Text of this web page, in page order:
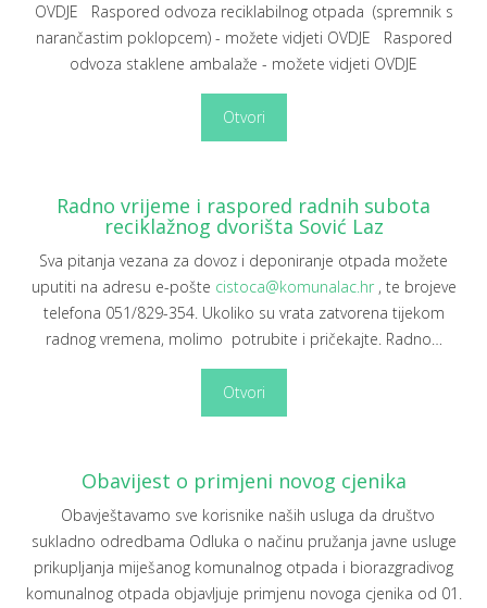
OVDJE Raspored odvoza reciklabilnog otpada (spremnik s
narančastim poklopcem) - možete vidjeti OVDJE Raspored
odvoza staklene ambalaže - možete vidjeti OVDJE
Otvori
Radno vrijeme i raspored radnih subota
reciklažnog dvorišta Sović Laz
Sva pitanja vezana za dovoz i deponiranje otpada možete
uputiti na adresu e-pošte cistoca@komunalac.hr, te brojeve
telefona 051/829-354. Ukoliko su vrata zatvorena tijekom
radnog vremena, molimo potrubite i pričekajte. Radno…
Otvori
Obavijest o primjeni novog cjenika
Obavještavamo sve korisnike naših usluga da društvo
sukladno odredbama Odluka o načinu pružanja javne usluge
prikupljanja miješanog komunalnog otpada i biorazgradivog
komunalnog otpada objavljuje primjenu novoga cjenika od 01.